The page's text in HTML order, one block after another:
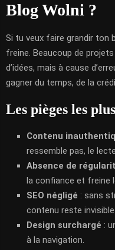
Blog Wolni ?
Si tu veux faire grandir ton
freine. Beaucoup de
d’idées, mais à cause
gagner du temps, de la
Les pièges les
Contenu
ressemble pas, le
Absence de
la confiance et freine
SEO négligé : sans
contenu reste invisible.
Design surchargé :
à la navigation.